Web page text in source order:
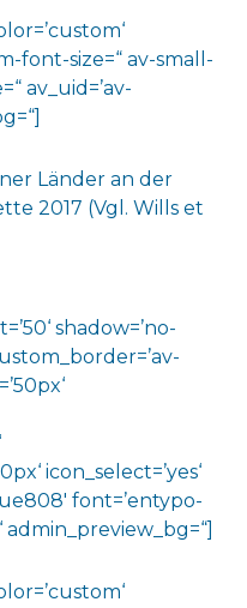
font-size=“ av-small-
av_uid=’av-
Länder an der
2017 (Vgl. Wills et
shadow=’no-
icon_select=’yes‘
font=’entypo-
admin_preview_bg=“]